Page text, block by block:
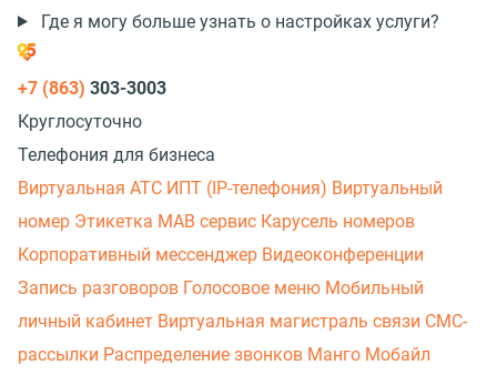
Где я могу больше узнать о настройках услуги?
+7 (863) 303-3003
Круглосуточно
Телефония для бизнеса
Виртуальная АТС ИПТ (IP-телефония) Виртуальный
номер Этикетка МАВ сервис Карусель номеров
Корпоративный мессенджер Видеоконференции
Запись разговоров Голосовое меню Мобильный
личный кабинет Виртуальная магистраль связи СМС-
рассылки Распределение звонков Манго Мобайл